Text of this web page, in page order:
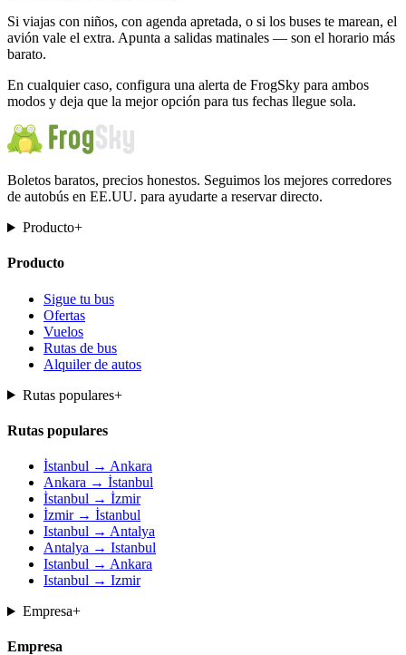
Si viajas con niños, con agenda apretada, o si los buses te marean, el
avión vale el extra. Apunta a salidas matinales — son el horario más
barato.
En cualquier caso, configura una alerta de FrogSky para ambos
modos y deja que la mejor opción para tus fechas llegue sola.
Boletos baratos, precios honestos. Seguimos los mejores corredores
de autobús en EE.UU. para ayudarte a reservar directo.
Producto+
Producto
Sigue tu bus
Ofertas
Vuelos
Rutas de bus
Alquiler de autos
Rutas populares+
Rutas populares
İstanbul → Ankara
Ankara → İstanbul
İstanbul → İzmir
İzmir → İstanbul
Istanbul → Antalya
Antalya → Istanbul
Istanbul → Ankara
Istanbul → Izmir
Empresa+
Empresa